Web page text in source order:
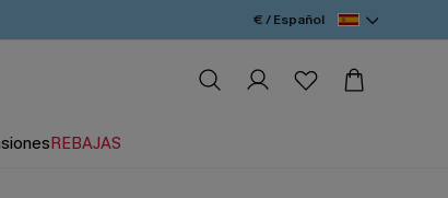
€ / Español
REBAJAS